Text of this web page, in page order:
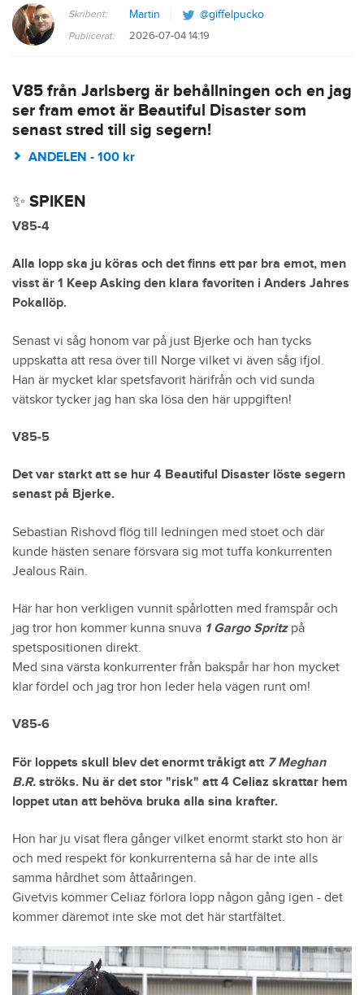
Skribent: Martin @giffelpucko
Publicerat: 2026-07-04 14:19
V85 från Jarlsberg är behållningen och en jag
ser fram emot är Beautiful Disaster som
senast stred till sig segern!
ANDELEN - 100 kr
✨ SPIKEN
V85-4
Alla lopp ska ju köras och det finns ett par bra emot, men
visst är 1 Keep Asking den klara favoriten i Anders Jahres
Pokallöp.
Senast vi såg honom var på just Bjerke och han tycks
uppskatta att resa över till Norge vilket vi även såg ifjol.
Han är mycket klar spetsfavorit härifrån och vid sunda
vätskor tycker jag han ska lösa den här uppgiften!
V85-5
Det var starkt att se hur 4 Beautiful Disaster löste segern
senast på Bjerke.
Sebastian Rishovd flög till ledningen med stoet och där
kunde hästen senare försvara sig mot tuffa konkurrenten
Jealous Rain.
Här har hon verkligen vunnit spårlotten med framspår och
jag tror hon kommer kunna snuva 1 Gargo Spritzpå
spetspositionen direkt.
Med sina värsta konkurrenter från bakspår har hon mycket
klar fördel och jag tror hon leder hela vägen runt om!
V85-6
För loppets skull blev det enormt tråkigt att7 Meghan
B.R. ströks. Nu är det stor "risk" att 4 Celiaz skrattar hem
loppet utan att behöva bruka alla sina krafter.
Hon har ju visat flera gånger vilket enormt starkt sto hon är
och med respekt för konkurrenterna så har de inte alls
samma hårdhet som åttaåringen.
Givetvis kommer Celiaz förlora lopp någon gång igen - det
kommer däremot inte ske mot det här startfältet.